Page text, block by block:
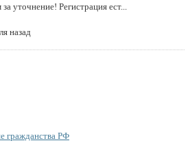
уточнение! Регистрация ест...
назад
гражданства РФ